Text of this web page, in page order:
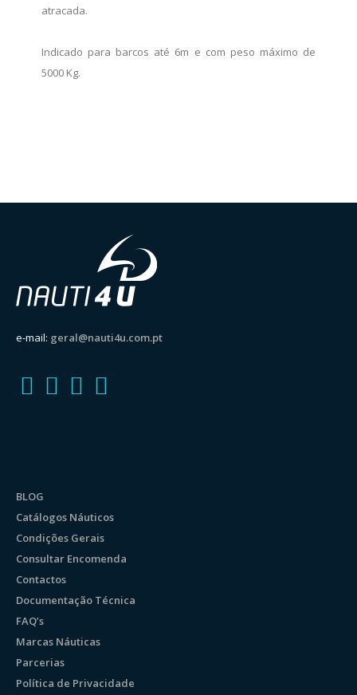
atracada.
Indicado para barcos até 6m e com peso máximo de
5000 Kg.
e-mail: geral@nauti4u.com.pt
BLOG
Catálogos Náuticos
Condições Gerais
Consultar Encomenda
Contactos
Documentação Técnica
FAQ’s
Marcas Náuticas
Parcerias
Política de Privacidade